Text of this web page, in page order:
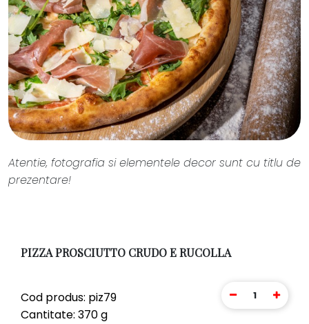
Atentie, fotografia si elementele decor sunt cu titlu de
prezentare!
PIZZA PROSCIUTTO CRUDO E RUCOLLA
Cod produs: piz79
Cantitate: 370 g
1